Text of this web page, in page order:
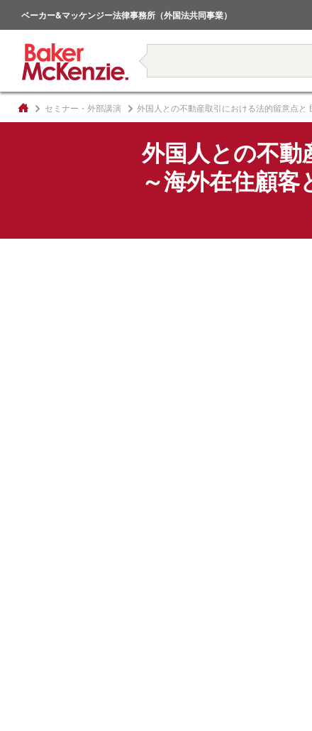
ベーカー&マッケンジー法律事務所（外国法共同事業）
著書
セミナー・外部講演 外国人との不動産取引における法的留意点
外国人との不動
～海外在住顧